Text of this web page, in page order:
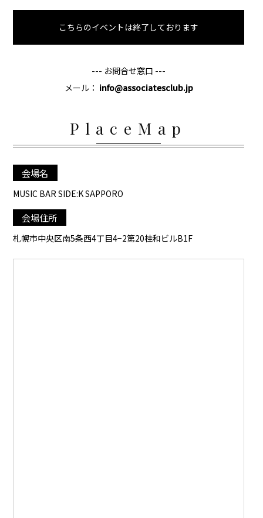
こちらのイベントは終了しております
--- お問合せ窓口 ---
メール： info@associatesclub.jp
PlaceMap
会場名
MUSIC BAR SIDE:K SAPPORO
会場住所
札幌市中央区南5条西4丁目4−2第20桂和ビルB1F